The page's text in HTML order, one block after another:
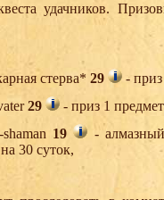
удачников.
стерва* 29
-
29
- приз 1
19
-
30 суток,